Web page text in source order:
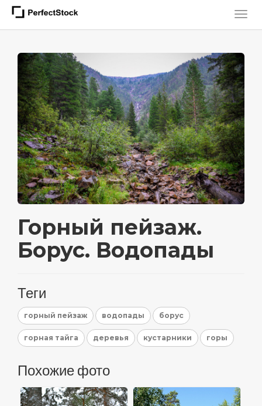
Горный пейзаж.
Борус. Водопады
Теги
горный пейзаж водопады борус
горная тайга деревья кустарники горы
Похожие фото